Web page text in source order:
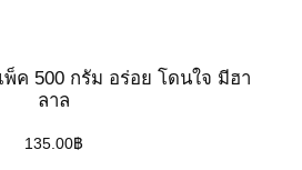
ค 500 กรัม อร่อย โดนใจ มีฮา
ลาล
135.00฿